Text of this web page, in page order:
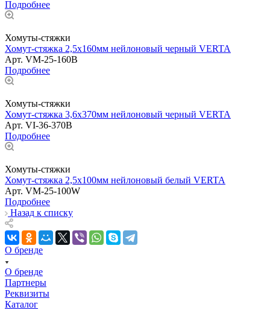
Подробнее
Хомуты-стяжки
Хомут-стяжка 2,5х160мм нейлоновый черный VERTA
Арт. VM-25-160B
Подробнее
Хомуты-стяжки
Хомут-стяжка 3,6х370мм нейлоновый черный VERTA
Арт. VI-36-370B
Подробнее
Хомуты-стяжки
Хомут-стяжка 2,5х100мм нейлоновый белый VERTA
Арт. VM-25-100W
Подробнее
Назад к списку
О бренде
О бренде
Партнеры
Реквизиты
Каталог